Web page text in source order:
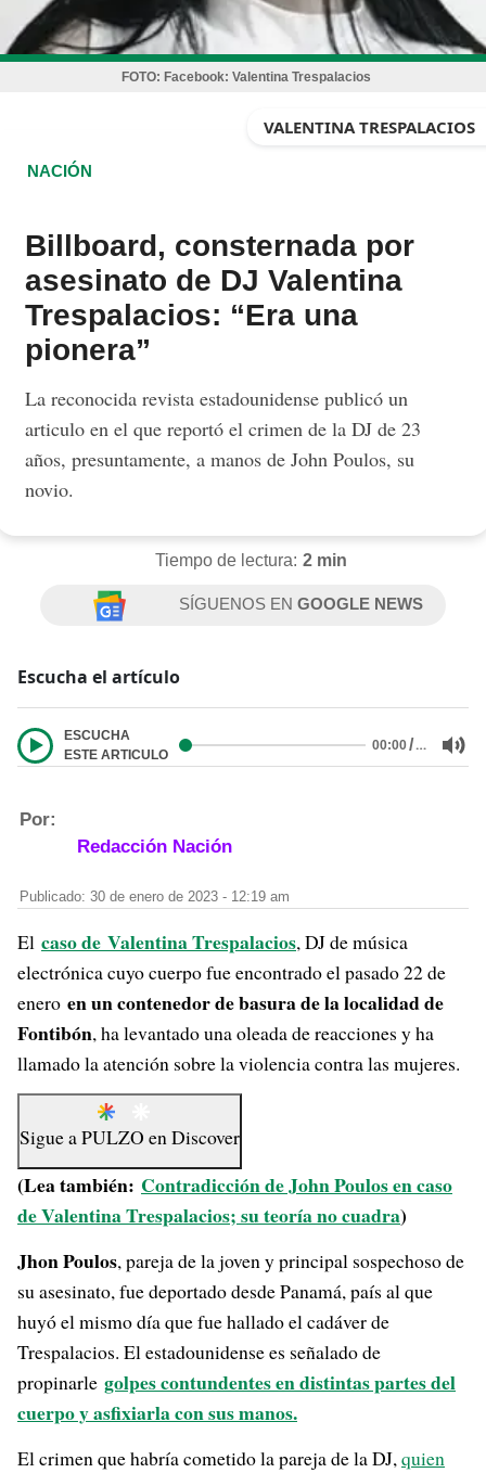
FOTO: Facebook: Valentina Trespalacios
VALENTINA TRESPALACIOS
NACIÓN
Billboard, consternada por
asesinato de DJ Valentina
Trespalacios: “Era una
pionera”
La reconocida revista estadounidense publicó un
articulo en el que reportó el crimen de la DJ de 23
años, presuntamente, a manos de John Poulos, su
novio.
Tiempo de lectura: 2 min
SÍGUENOS ENGOOGLE NEWS
Escucha el artículo
ESCUCHA
ESTE ARTICULO
00:00/…
Por:
Redacción Nación
Publicado: 30 de enero de 2023 - 12:19 am
El caso de Valentina Trespalacios, DJ de música
electrónica cuyo cuerpo fue encontrado el pasado 22 de
enero en un contenedor de basura de la localidad de
Fontibón, ha levantado una oleada de reacciones y ha
llamado la atención sobre la violencia contra las mujeres.
Sigue aPULZO enDiscover
(Lea también: Contradicción de John Poulos en caso
de Valentina Trespalacios; su teoría no cuadra)
Jhon Poulos, pareja de la joven y principal sospechoso de
su asesinato, fue deportado desde Panamá, país al que
huyó el mismo día que fue hallado el cadáver de
Trespalacios. El estadounidense es señalado de
propinarle golpes contundentes en distintas partes del
cuerpo y asfixiarla con sus manos.
El crimen que habría cometido la pareja de la DJ,quien